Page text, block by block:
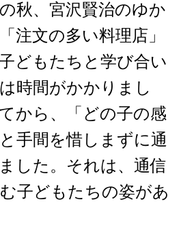
秋、宮沢賢治のゆか
注文の多い料理店」
どもたちと学び合い
時間がかかりまし
から、「どの子の感
手間を惜しまずに通
した。それは、通信
子どもたちの姿があ